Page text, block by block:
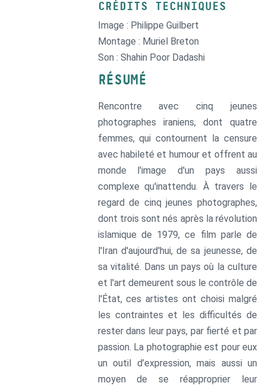
CRÉDITS TECHNIQUES
Image : Philippe Guilbert
Montage : Muriel Breton
Son : Shahin Poor Dadashi
RÉSUMÉ
Rencontre avec cinq jeunes
photographes iraniens, dont quatre
femmes, qui contournent la censure
avec habileté et humour et offrent au
monde l'image d'un pays aussi
complexe qu'inattendu. À travers le
regard de cinq jeunes photographes,
dont trois sont nés après la révolution
islamique de 1979, ce film parle de
l'Iran d'aujourd'hui, de sa jeunesse, de
sa vitalité. Dans un pays où la culture
et l'art demeurent sous le contrôle de
l'État, ces artistes ont choisi malgré
les contraintes et les difficultés de
rester dans leur pays, par fierté et par
passion. La photographie est pour eux
un outil d’expression, mais aussi un
moyen de se réapproprier leur